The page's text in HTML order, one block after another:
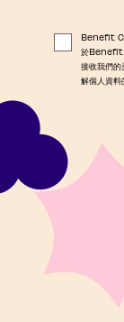
Benefit
於Benefit
接收我們
解個人資料